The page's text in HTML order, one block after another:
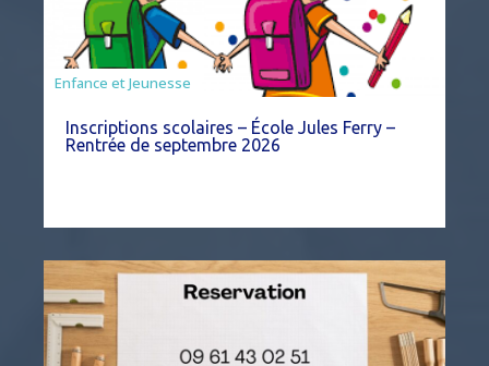
Enfance et Jeunesse
Inscriptions scolaires – École Jules Ferry –
Rentrée de septembre 2026